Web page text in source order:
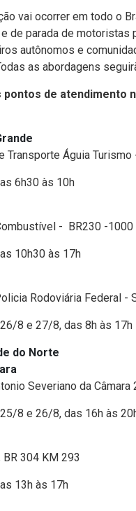
vai ocorrer em todo o
de parada de
autônomos e
as abordagens
pontos de atendimento
Grande
Transporte Águia
6h30 às 10h
- BR230 -1000
10h30 às 17h
Rodoviária Federal -
8 e 27/8, das 8h às 17h
do Norte
Severiano da
8 e 26/8, das 16h às
BR 304 KM 293
13h às 17h